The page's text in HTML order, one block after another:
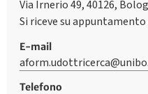
Via Irnerio 49, 40126,
Si riceve su
E-mail
Telefono